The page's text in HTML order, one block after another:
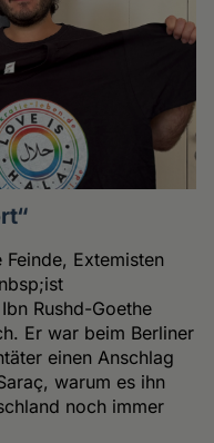
Extemisten
Rushd-Goethe
Er war beim Berliner
einen Anschlag
warum es ihn
noch immer